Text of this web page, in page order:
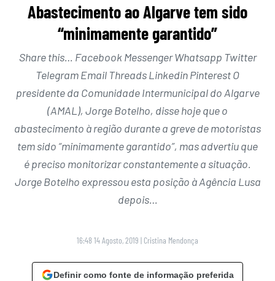
Abastecimento ao Algarve tem sido
“minimamente garantido”
Share this… Facebook Messenger Whatsapp Twitter
Telegram Email Threads Linkedin Pinterest O
presidente da Comunidade Intermunicipal do Algarve
(AMAL), Jorge Botelho, disse hoje que o
abastecimento à região durante a greve de motoristas
tem sido “minimamente garantido”, mas advertiu que
é preciso monitorizar constantemente a situação.
Jorge Botelho expressou esta posição à Agência Lusa
depois…
16:48 14 Agosto, 2019 | Cristina Mendonça
Definir como fonte de informação preferida